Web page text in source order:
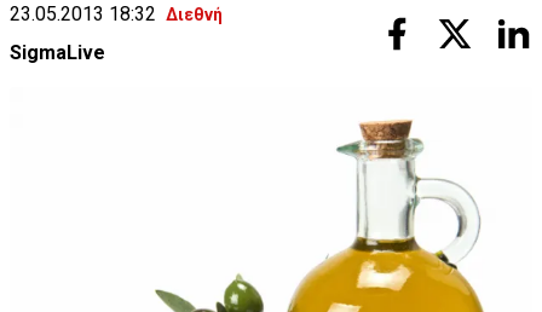
23.05.2013 18:32 Διεθνή
SigmaLive